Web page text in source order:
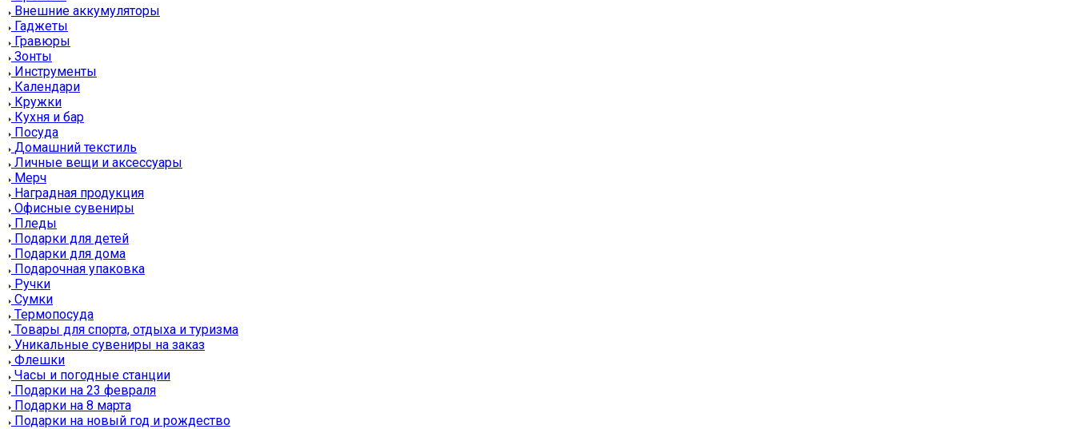
Внешние аккумуляторы
Гаджеты
Гравюры
Зонты
Инструменты
Календари
Кружки
Кухня и бар
Посуда
Домашний текстиль
Личные вещи и аксессуары
Мерч
Наградная продукция
Офисные сувениры
Пледы
Подарки для детей
Подарки для дома
Подарочная упаковка
Ручки
Сумки
Термопосуда
Товары для спорта, отдыха и туризма
Уникальные сувениры на заказ
Флешки
Часы и погодные станции
Подарки на 23 февраля
Подарки на 8 марта
Подарки на новый год и рождество